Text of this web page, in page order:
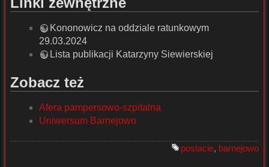
Kononowicz na oddziale ratunkowym
29.03.2024
Lista publikacji Katarzyny Siewierskiej
Zobacz też
Afera pampersowo-szpitalna
Uniwersum Barnejowo
postacie, barnejowo